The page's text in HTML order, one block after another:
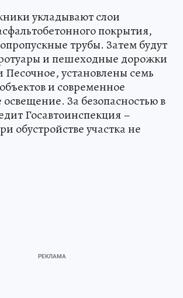
укладывают слои
покрытия,
трубы. Затем будут
и пешеходные дорожки
Песочное, установлены семь
и современное
освещение. За безопасностью в
Госавтоинспекция –
обустройстве участка не